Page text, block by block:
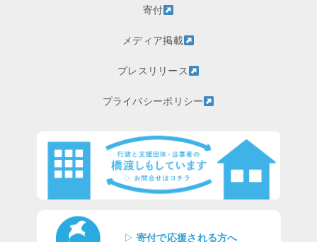
寄付
メディア掲載
プレスリリース
プライバシーポリシー
▷ 寄付で応援される方へ